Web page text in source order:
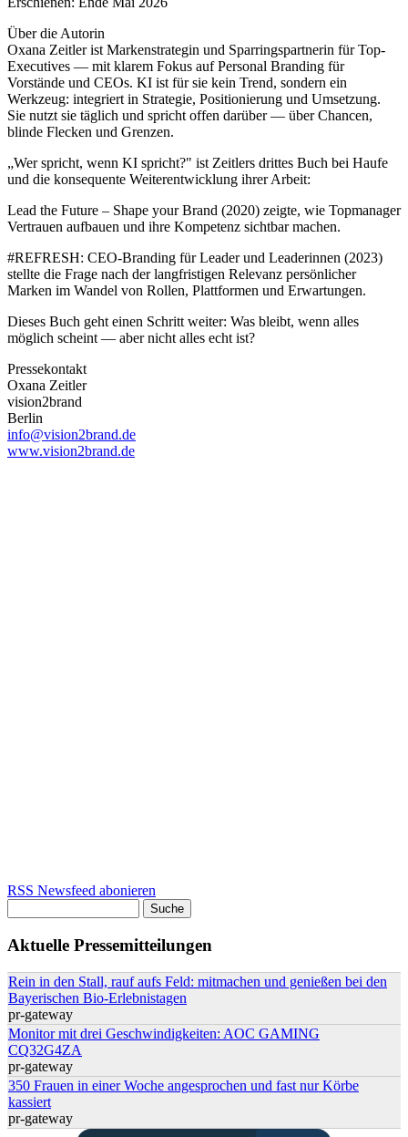
Über die Autorin
Oxana Zeitler ist Markenstrategin und Sparringspartnerin für Top-
Executives — mit klarem Fokus auf Personal Branding für
Vorstände und CEOs. KI ist für sie kein Trend, sondern ein
Werkzeug: integriert in Strategie, Positionierung und Umsetzung.
Sie nutzt sie täglich und spricht offen darüber — über Chancen,
blinde Flecken und Grenzen.
„Wer spricht, wenn KI spricht?" ist Zeitlers drittes Buch bei Haufe
und die konsequente Weiterentwicklung ihrer Arbeit:
Lead the Future – Shape your Brand (2020) zeigte, wie Topmanager
Vertrauen aufbauen und ihre Kompetenz sichtbar machen.
#REFRESH: CEO-Branding für Leader und Leaderinnen (2023)
stellte die Frage nach der langfristigen Relevanz persönlicher
Marken im Wandel von Rollen, Plattformen und Erwartungen.
Dieses Buch geht einen Schritt weiter: Was bleibt, wenn alles
möglich scheint — aber nicht alles echt ist?
Pressekontakt
Oxana Zeitler
vision2brand
Berlin
info@vision2brand.de
www.vision2brand.de
RSS Newsfeed abonieren
Aktuelle Pressemitteilungen
Rein in den Stall, rauf aufs Feld: mitmachen und genießen bei den
Bayerischen Bio-Erlebnistagen
pr-gateway
Monitor mit drei Geschwindigkeiten: AOC GAMING
CQ32G4ZA
pr-gateway
350 Frauen in einer Woche angesprochen und fast nur Körbe
kassiert
pr-gateway